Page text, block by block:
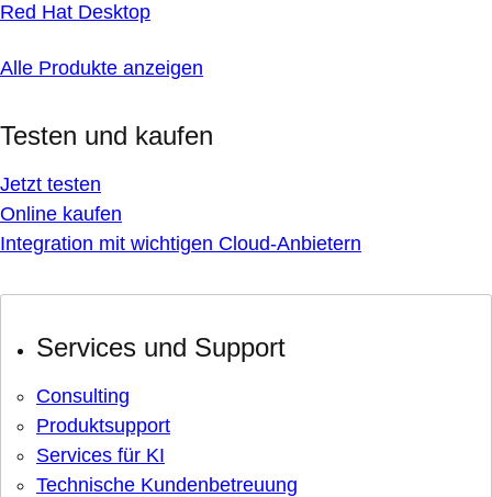
Red Hat Desktop
Alle Produkte anzeigen
Testen und kaufen
Jetzt testen
Online kaufen
Integration mit wichtigen Cloud-Anbietern
Services und Support
Consulting
Produktsupport
Services für KI
Technische Kundenbetreuung